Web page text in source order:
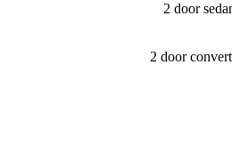
2 door
2 door